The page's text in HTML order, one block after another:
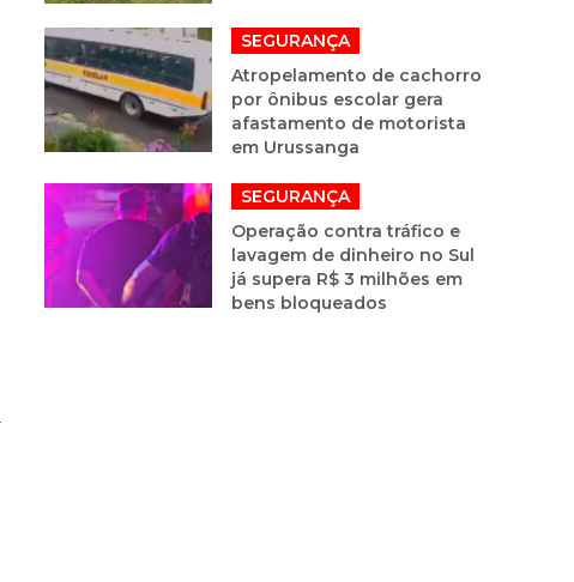
SEGURANÇA
Atropelamento de cachorro
por ônibus escolar gera
afastamento de motorista
em Urussanga
SEGURANÇA
Operação contra tráfico e
lavagem de dinheiro no Sul
já supera R$ 3 milhões em
bens bloqueados